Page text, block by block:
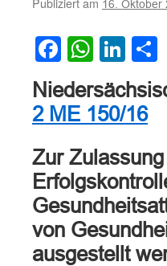
16. Oktober
Facebook
2 ME 150/16
Zur
von
ausgestellt